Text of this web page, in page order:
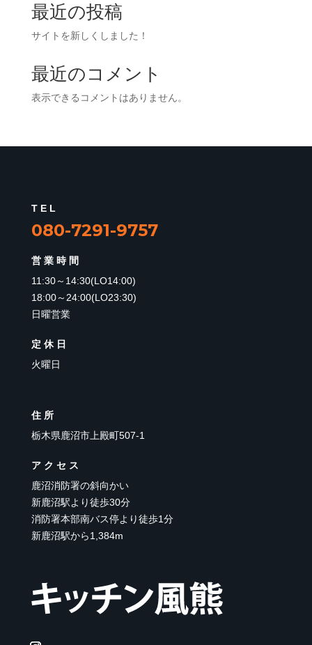
最近の投稿
サイトを新しくしました！
最近のコメント
表示できるコメントはありません。
TEL
080-7291-9757
営業時間
11:30～14:30(LO14:00)
18:00～24:00(LO23:30)
日曜営業
定休日
火曜日
住所
栃木県鹿沼市上殿町507-1
アクセス
鹿沼消防署の斜向かい
新鹿沼駅より徒歩30分
消防署本部南バス停より徒歩1分
新鹿沼駅から1,384m